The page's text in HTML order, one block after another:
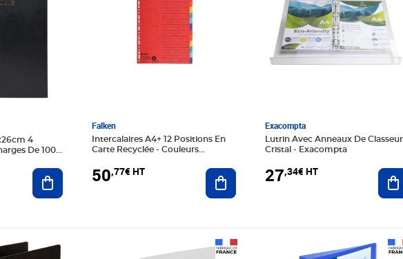
4
De 100
Ajouter au panier
Falken
Intercalaires A4+ 12 Positions En
Carte Recyclée - Couleurs
50,77€ HT Ajouter au panier
Exacompta
Lutrin Avec Anneaux De
Cristal - Exacompta
27,34€ HT
Prix 31,08€ HT